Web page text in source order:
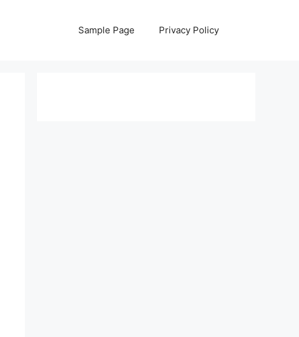
Sample Page Privacy Policy